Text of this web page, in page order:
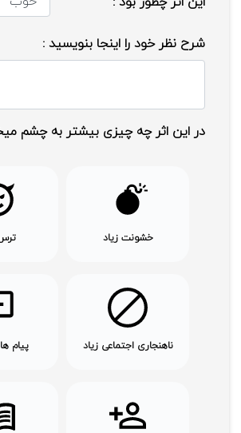
شرح نظر خود را اینجا بنویسید :
در این اثر چه چیزی بیشتر به چشم
خشونت زیاد
ناهنجاری اجتماعی زیاد پیام